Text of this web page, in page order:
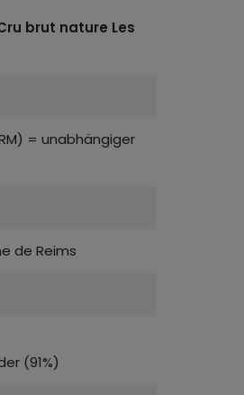
brut nature Les
= unabhängiger
de Reims
(91%)